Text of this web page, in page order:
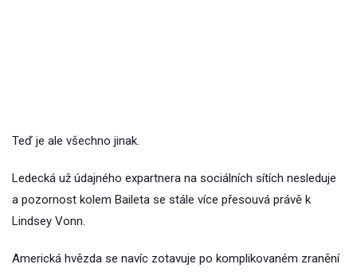
Teď je ale všechno jinak.
Ledecká už údajného expartnera na sociálních sítích nesleduje
a pozornost kolem Baileta se stále více přesouvá právě k
Lindsey Vonn.
Americká hvězda se navíc zotavuje po komplikovaném zranění